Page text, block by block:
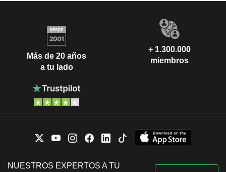
Más de 20 años
a tu lado
+ 1.300.000
miembros
NUESTROS EXPERTOS A TU